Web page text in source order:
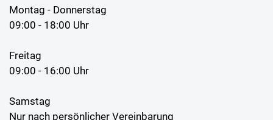
Montag - Donnerstag
09:00 - 18:00 Uhr
Freitag
09:00 - 16:00 Uhr
Samstag
Nur nach persönlicher Vereinbarung